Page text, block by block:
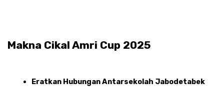
Makna Cikal Amri Cup 2025
Eratkan Hubungan Antarsekolah Jabodetabek